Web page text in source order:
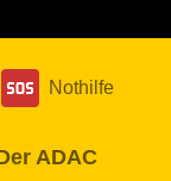
Nothilfe
ADAC